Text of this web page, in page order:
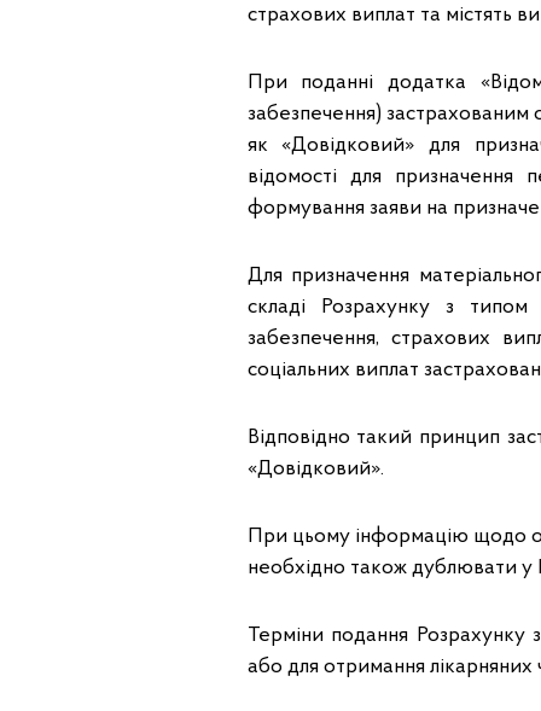
страхових виплат та містять
При поданні додатка
забезпечення) застрахованим
як «Довідковий» для
відомості для призначення
формування заяви на
Для призначення
складі Розрахунку з типом
забезпечення, страхових
соціальних виплат
Відповідно такий принцип
«Довідковий».
При цьому інформацію щодо
необхідно також дублювати у
Терміни подання
або для отримання